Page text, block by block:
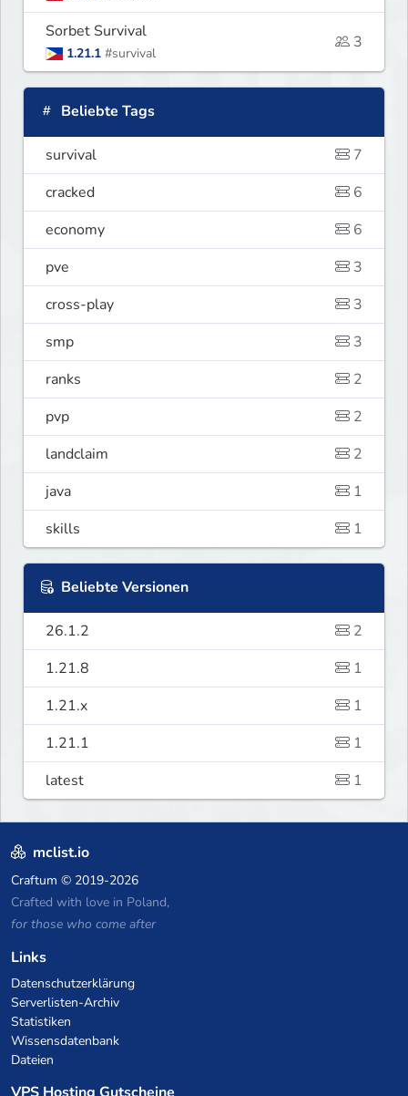
Sorbet Survival
1.21.1 #survival
3
Beliebte Tags
survival
7
cracked
6
economy
6
pve
3
cross-play
3
smp
3
ranks
2
pvp
2
landclaim
2
java
1
skills
1
Beliebte Versionen
26.1.2
2
1.21.8
1
1.21.x
1
1.21.1
1
latest
1
mclist.io
Craftum © 2019-2026
Crafted with love in Poland,
for those who come after
Links
Datenschutzerklärung
Serverlisten-Archiv
Statistiken
Wissensdatenbank
Dateien
VPS Hosting Gutscheine